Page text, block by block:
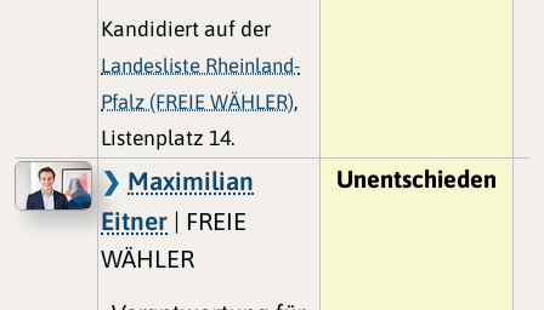
Kandidiert auf der
Landesliste Rheinland-
Pfalz (FREIE WÄHLER),
Listenplatz 14.
Maximilian
Eitner | FREIE
WÄHLER
Unentschieden